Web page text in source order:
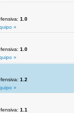
1.0
»
1.0
»
1.2
»
1.1